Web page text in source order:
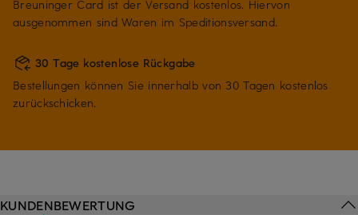
Breuninger Card ist der Versand kostenlos. Hiervon
ausgenommen sind Waren im Speditionsversand.
30 Tage kostenlose Rückgabe
Bestellungen können Sie innerhalb von 30 Tagen kostenlos
zurückschicken.
KUNDENBEWERTUNG